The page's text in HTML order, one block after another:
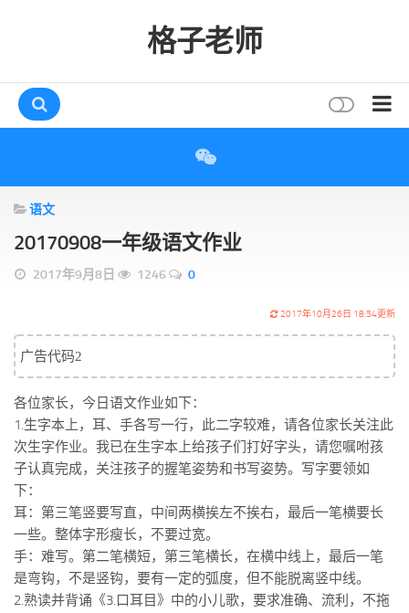
格子老师
互动
评论
打赏
读者
存档
标签
论坛
论坛搜索
页面
关于
博客树
精品域名
语文
20170908一年级语文作业
2017年9月8日 1246 0
2017年10月26日 18:54更新
广告代码2
各位家长，今日语文作业如下：
1.生字本上，耳、手各写一行，此二字较难，请各位家长关注此
次生字作业。我已在生字本上给孩子们打好字头，请您嘱咐孩
子认真完成，关注孩子的握笔姿势和书写姿势。写字要领如
下：
耳：第三笔竖要写直，中间两横挨左不挨右，最后一笔横要长
一些。整体字形瘦长，不要过宽。
手：难写。第二笔横短，第三笔横长，在横中线上，最后一笔
是弯钩，不是竖钩，要有一定的弧度，但不能脱离竖中线。
2.熟读并背诵《3.口耳目》中的小儿歌，要求准确、流利，不拖